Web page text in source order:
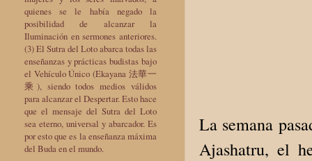
La semana
Ajashatru, el
quienes se le había negado la
posibilidad de alcanzar la
Iluminación en sermones anteriores.
(3) El Sutra del Loto abarca todas las
enseñanzas y prácticas budistas bajo
el Vehículo Único (Ekayana 法華一
乘), siendo todos medios válidos
para alcanzar el Despertar. Esto hace
que el mensaje del Sutra del Loto
sea eterno, universal y abarcador. Es
por esto que es la enseñanza máxima
del Buda en el mundo.